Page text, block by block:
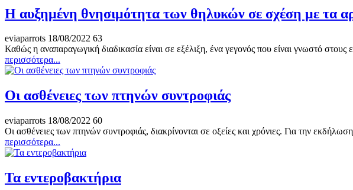
Η αυξημένη θνησιμότητα των θηλυκών σε σχέση με τα
eviaparrots 18/08/2022 63
Καθώς η αναπαραγωγική διαδικασία είναι σε εξέλιξη, ένα γεγονός που είναι γνωστό
περισσότερα...
Οι ασθένειες των πτηνών συντροφιάς
eviaparrots 18/08/2022 60
Οι ασθένειες των πτηνών συντροφιάς, διακρίνονται σε οξείες και χρόνιες. Για την
περισσότερα...
Τα εντεροβακτήρια